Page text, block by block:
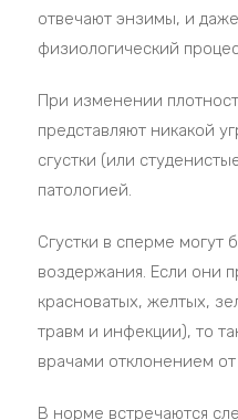
отвечают энзимы, и
физиологический
При изменении
представляют никакой
сгустки (или
патологией.
Сгустки в сперме могут
воздержания. Если они
красноватых, желтых,
травм и инфекции), то
врачами отклонением
В норме встречаются